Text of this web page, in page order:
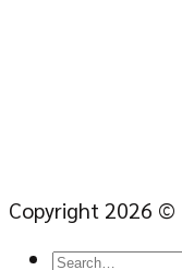
Copyright 2026 ©